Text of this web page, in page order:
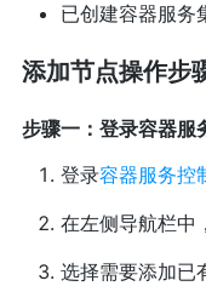
已创建容器服务
添加节点操作步
步骤一：登录容器服
登录容器服务控
在左侧导航栏中
选择需要添加已